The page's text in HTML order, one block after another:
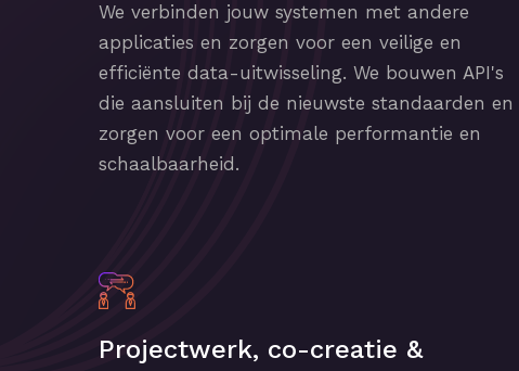
We verbinden jouw systemen met andere
applicaties en zorgen voor een veilige en
efficiënte data-uitwisseling. We bouwen API's
die aansluiten bij de nieuwste standaarden en
zorgen voor een optimale performantie en
schaalbaarheid.
Projectwerk, co-creatie &